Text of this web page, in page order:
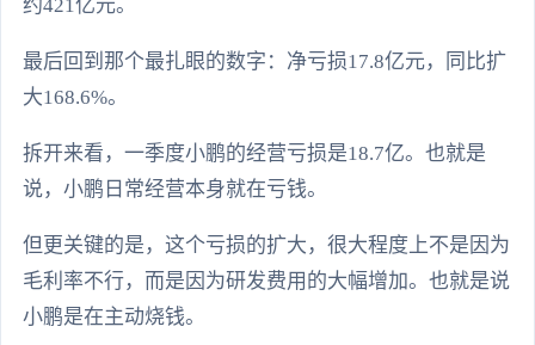
约421亿元。
最后回到那个最扎眼的数字：净亏损17.8亿元，同比扩
大168.6%。
拆开来看，一季度小鹏的经营亏损是18.7亿。也就是
说，小鹏日常经营本身就在亏钱。
但更关键的是，这个亏损的扩大，很大程度上不是因为
毛利率不行，而是因为研发费用的大幅增加。也就是说
小鹏是在主动烧钱。